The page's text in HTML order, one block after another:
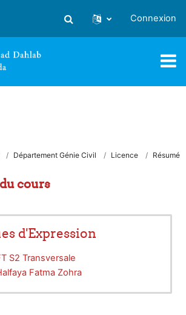
Activer/désactiver la saisie
Connexion
Département Génie Civil Licence Résumé
cours
d'Expression
S2 Transversale
Fatma Zohra